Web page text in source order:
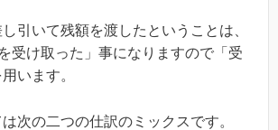
引いて残額を渡したということは、
受け取った」事になりますので「受
います。
次の二つの仕訳のミックスです。